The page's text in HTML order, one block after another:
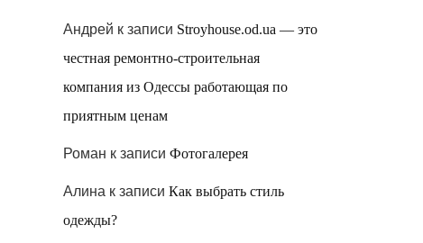
Андрей к записи Stroyhouse.od.ua — это
честная ремонтно-строительная
компания из Одессы работающая по
приятным ценам
Роман к записи Фотогалерея
Алина к записи Как выбрать стиль
одежды?